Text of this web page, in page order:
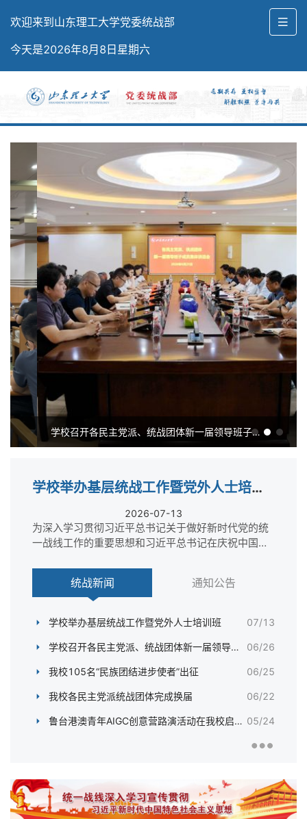
欢迎来到山东理工大学党委统战部
今天是2026年8月8日星期六
学校召开各民主党派、统战团体新一届领导班子集...
学校举办基层统战工作暨党外人士培训班
2026-07-13
为深入学习贯彻习近平总书记关于做好新时代党的统
一战线工作的重要思想和习近平总书记在庆祝中国共
统战新闻 通知公告
学校举办基层统战工作暨党外人士培训班 07/13
学校召开各民主党派、统战团体新一届领导班子集体谈话会 06/26
我校105名“民族团结进步使者”出征 06/25
我校各民主党派统战团体完成换届 06/22
鲁台港澳青年AIGC创意营路演活动在我校启动 05/24